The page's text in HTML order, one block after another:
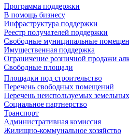
Программа поддержки
В помощь бизнесу
Инфраструктура поддержки
Реестр получателей поддержки
Свободные муниципальные
Имущественная поддержка
Ограничение розничной продажи
Свободные площади
Площадки под строительство
Перечень свободных помещений
Перечень неиспользуемых
Социальное партнерство
Транспорт
Административная комиссия
Жилищно-коммунальное хозяйство